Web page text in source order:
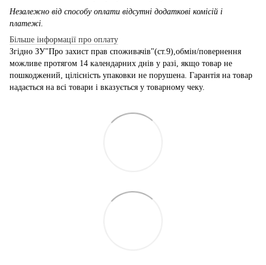
Незалежно від способу оплати відсутні додаткові комісій і
платежі.
Більше інформації про оплату
Згідно ЗУ"Про захист прав споживачів"(ст.9),обмін/повернення
можливе протягом 14 календарних днів у разі, якщо товар не
пошкоджений, цілісність упаковки не порушена. Гарантія на товар
надається на всі товари і вказується у товарному чеку.